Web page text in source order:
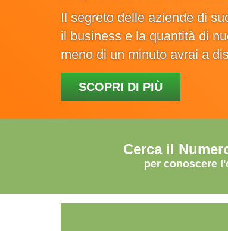
Il segreto delle aziende di
il business e la quantità di
meno di un minuto avrai a
SCOPRI DI PIÙ
Cerca il
per conoscere